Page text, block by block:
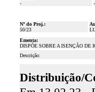
-
-
Nº do Proj.:
50/23
Ementa:
DISPÕE SOBRE A ISENÇÃO DE
Descrição:
Distribuição/